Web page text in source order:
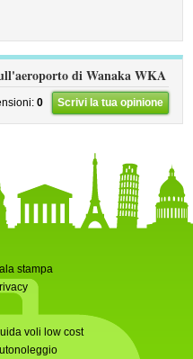
di Wanaka WKA
0 Scrivi la tua opinione
stampa
voli low cost